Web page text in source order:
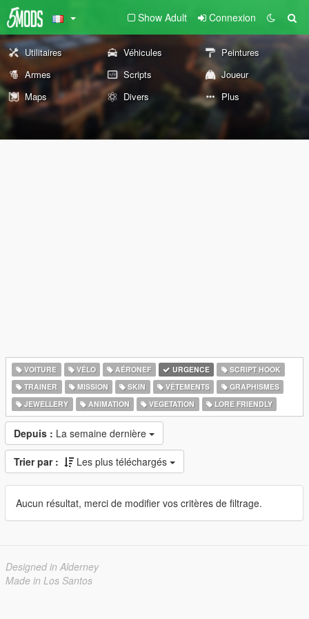
Show Adult Connexion
Utilitaires Véhicules
Peintures
Armes
Scripts
Joueur
Maps
Divers Plus
VOITURE VÉLO AÉRONEF URGENCE
SCRIPT HOOK
TRAINER
MISSION SKIN VÊTEMENTS
GRAPHISMES
JEWELLERY
ANIMATION VEGETATION LORE FRIENDLY
Depuis : La semaine dernière
Trier par : Les plus téléchargés
Aucun résultat, merci de modifier vos critères de filtrage.
Designed in Alderney
Made in Los Santos